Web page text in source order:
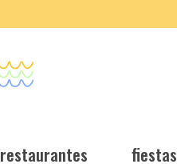
restaurantes fiestas